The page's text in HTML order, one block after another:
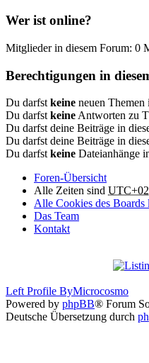
Wer ist online?
Mitglieder in diesem Forum: 0
Berechtigungen in
Du darfst keine neuen Themen
Du darfst keine Antworten zu
Du darfst deine Beiträge in
Du darfst deine Beiträge in
Du darfst keine Dateianhänge
Foren-Übersicht
Alle Zeiten sind
Alle Cookies des Boards
Das Team
Kontakt
Left Profile ByMicrocosmo
Powered by phpBB® Forum
Deutsche Übersetzung durch